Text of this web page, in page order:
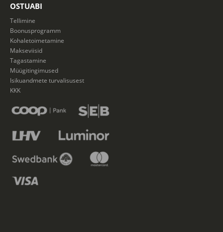
OSTUABI
Tellimine
Boonusprogramm
Kohaletoimetamine
Makseviisid
Tagastamine
Müügitingimused
Isikuandmete turvalisusest
KKK